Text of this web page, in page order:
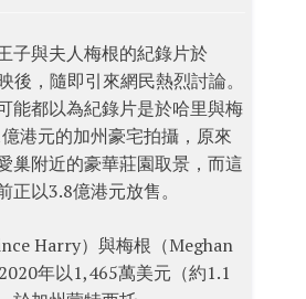
子與夫人梅根的紀錄片於
後，隨即引來網民熱烈討論。
能都以為紀錄片是於哈里與梅
港元的加州豪宅拍攝，原來
巢附近的豪華莊園取景，而這
正以3.8億港元放售。
Harry）與梅根（Meghan
年以1,465萬美元（約1.1